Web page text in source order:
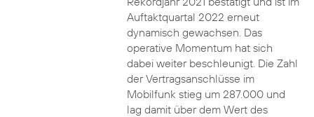
Auftaktquartal 2022 erneut
dynamisch gewachsen. Das
operative Momentum hat sich
dabei weiter beschleunigt. Die Zahl
der Vertragsanschlüsse im
Mobilfunk stieg um 287.000 und
lag damit über dem Wert des